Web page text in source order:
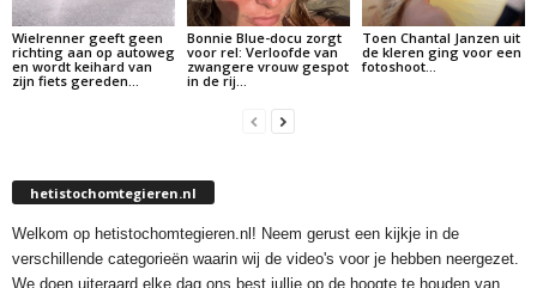
Wielrenner geeft geen
richting aan op autoweg
en wordt keihard van
zijn fiets gereden…
Bonnie Blue-docu zorgt
voor rel: Verloofde van
zwangere vrouw gespot
in de rij…
Toen Chantal Janzen uit
de kleren ging voor een
fotoshoot…
hetistochomtegieren.nl
Welkom op hetistochomtegieren.nl! Neem gerust een kijkje in de
verschillende categorieën waarin wij de video's voor je hebben neergezet.
We doen uiteraard elke dag ons best jullie op de hoogte te houden van